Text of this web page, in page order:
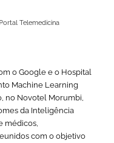
Telemedicina
o Google e o Hospital
Machine Learning
no Novotel Morumbi,
da Inteligência
médicos,
com o objetivo